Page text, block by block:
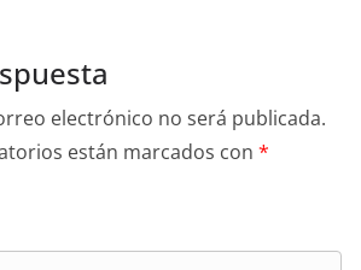
electrónico no será publicada.
están marcados con *